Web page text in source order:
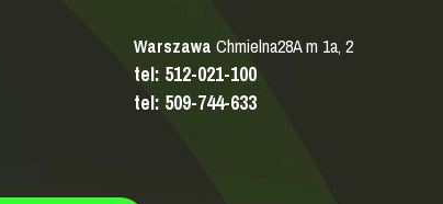
Warszawa Chmielna28A m 1a, 2
tel: 512-021-100
tel: 509-744-633